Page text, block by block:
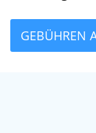
GEBÜHREN